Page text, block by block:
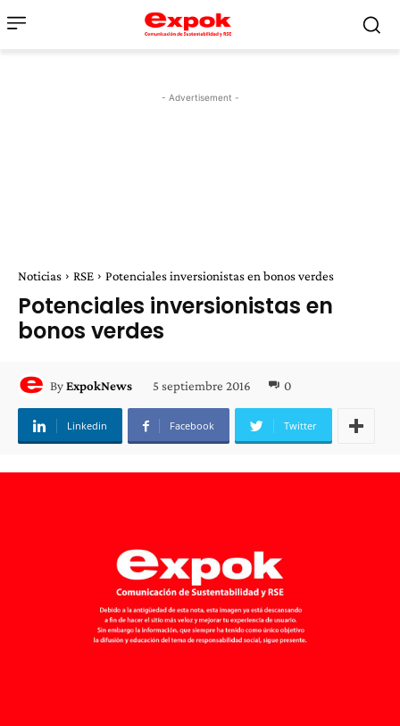
- Advertisement -
Noticias RSE Potenciales inversionistas en bonos verdes
Potenciales inversionistas en
bonos verdes
ByExpokNews 5 septiembre 2016 0
Linkedin Facebook Twitter